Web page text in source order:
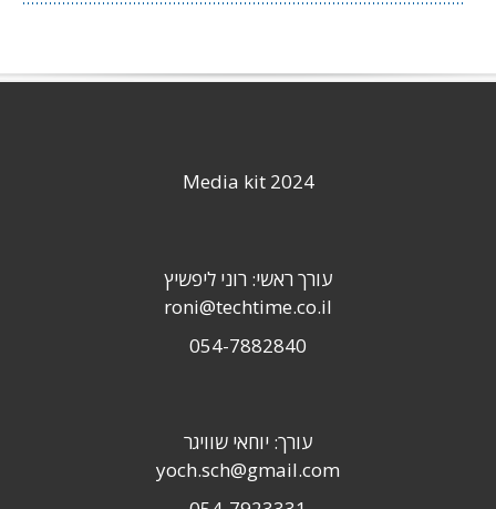
Media kit 2024
עורך ראשי: רוני ליפשיץ
roni@techtime.co.il
054-7882840
עורך: יוחאי שוויגר
yoch.sch@gmail.com